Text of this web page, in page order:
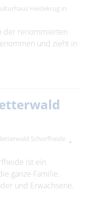
Heidekrug in
der renommierten
und zieht in
Schorfheide
ist ein
ganze Familie.
und Erwachsene.